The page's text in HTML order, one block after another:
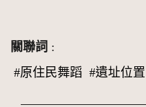
關聯詞 :
#原住民舞蹈 #遺址位置